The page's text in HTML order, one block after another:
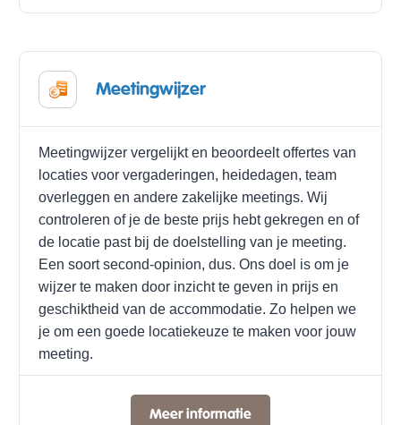
Meetingwijzer
Meetingwijzer vergelijkt en beoordeelt offertes van
locaties voor vergaderingen, heidedagen, team
overleggen en andere zakelijke meetings. Wij
controleren of je de beste prijs hebt gekregen en of
de locatie past bij de doelstelling van je meeting.
Een soort second-opinion, dus. Ons doel is om je
wijzer te maken door inzicht te geven in prijs en
geschiktheid van de accommodatie. Zo helpen we
je om een goede locatiekeuze te maken voor jouw
meeting.
Meer informatie